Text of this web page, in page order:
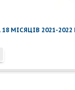
МІСЯЦІВ 2021-